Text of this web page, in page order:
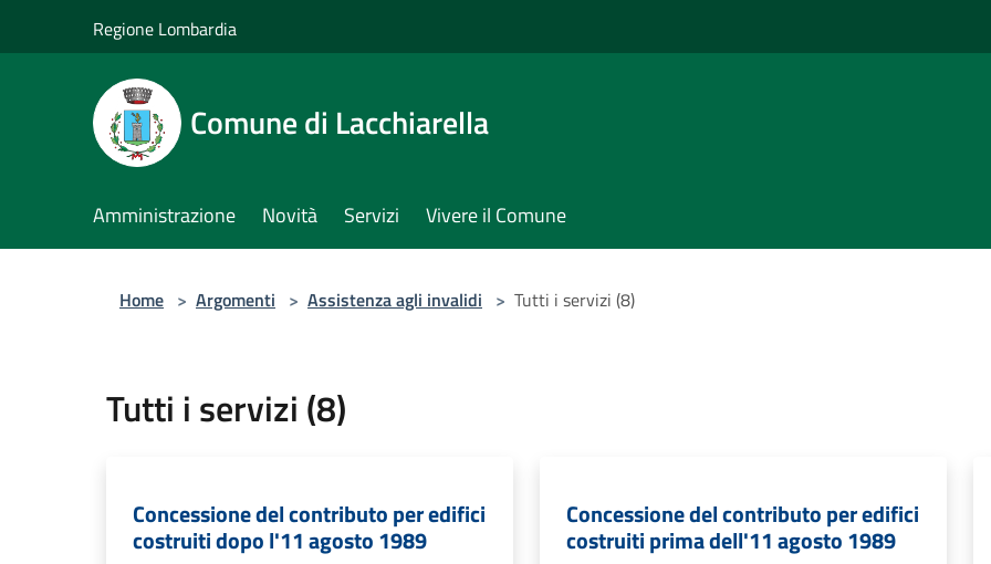
Regione Lombardia
Comune di Lacchiarella
Amministrazione Novità Servizi Vivere il Comune
Home > Argomenti > Assistenza agli invalidi > Tutti i servizi (8)
Tutti i servizi (8)
Concessione del contributo per edifici
costruiti dopo l'11 agosto 1989
Concessione del contributo per edifici
costruiti prima dell'11 agosto 1989